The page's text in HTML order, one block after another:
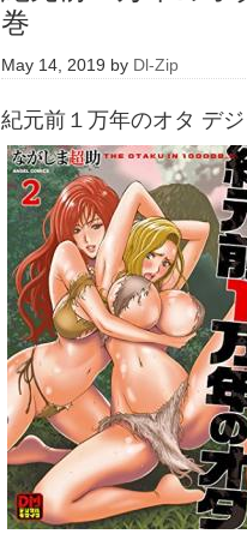
巻
May 14, 2019 by Dl-Zip
紀元前１万年のオタ デ